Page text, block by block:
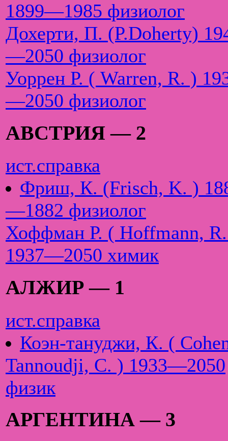
1899—1985 физиолог
Дохерти, П. (P.Doherty)
—2050 физиолог
Уоррен Р. ( Warren, R. )
—2050 физиолог
АВСТРИЯ — 2
ист.справка
Фриш, К. (Frisch, K. )
—1882 физиолог
Хоффман Р. ( Hoffmann,
1937—2050 химик
АЛЖИР — 1
ист.справка
Коэн-тануджи, К. (
Tannoudji, C. ) 1933—2050
физик
АРГЕНТИНА — 3